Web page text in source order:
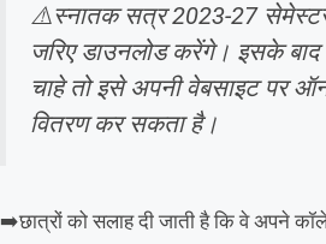
⚠️स्नातक सत्र 2023-27 सेमेस्टर
जरिए डाउनलोड करेंगे। इसके बाद
चाहे तो इसे अपनी वेबसाइट पर
वितरण कर सकता है।
➡️छात्रों को सलाह दी जाती है कि वे अपने